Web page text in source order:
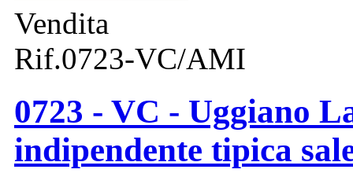
Vendita
Rif.0723-VC/AMI
0723 - VC - Uggiano
indipendente tipica